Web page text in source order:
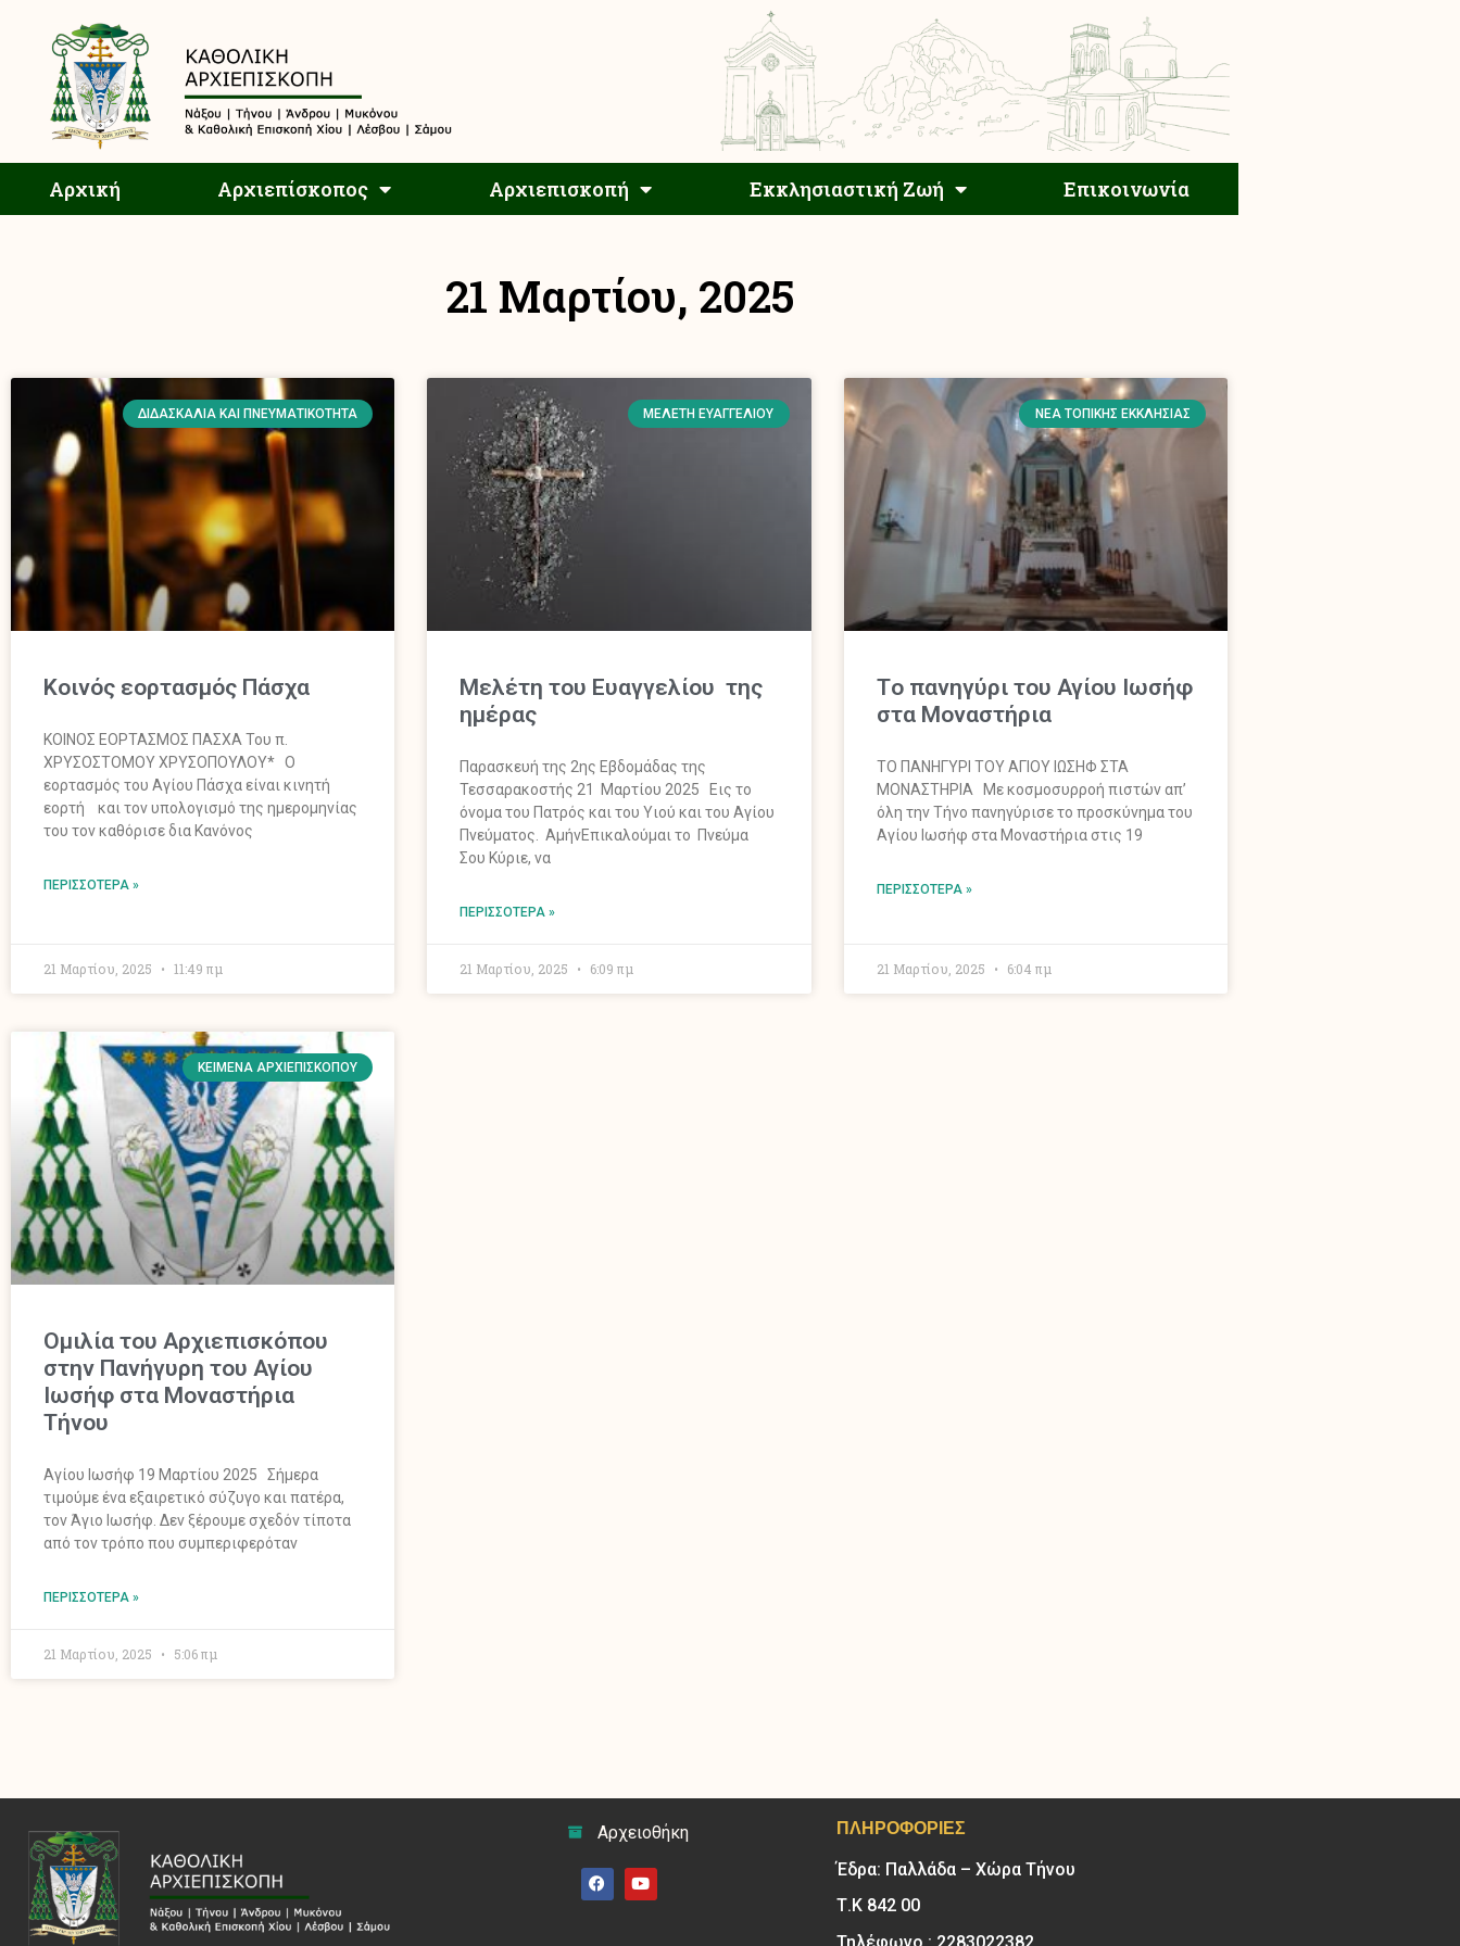
Αρχική Αρχιεπίσκοπος Αρχιεπισκοπή Εκκλησιαστική Ζωή Επικοινωνία
Αρχιεπισκοπή Εκκλησιαστική Ζωή Επικοινωνία
21 Μαρτίου, 2025
ΔΙΔΑΣΚΑΛΊΑ ΚΑΙ ΠΝΕΥΜΑΤΙΚΌΤΗΤΑ
Κοινός εορτασμός Πάσχα
ΚΟΙΝΟΣ ΕΟΡΤΑΣΜΟΣ ΠΑΣΧΑ Του π.
ΧΡΥΣΟΣΤΟΜΟΥ ΧΡΥΣΟΠΟΥΛΟΥ* Ο
εορτασμός του Αγίου Πάσχα είναι κινητή
εορτή και τον υπολογισμό της ημερομηνίας
του τον καθόρισε δια Κανόνος
ΠΕΡΙΣΣΌΤΕΡΑ »
21 Μαρτίου, 2025 11:49 πμ
ΜΕΛΈΤΗ ΕΥΑΓΓΕΛΊΟΥ
Μελέτη του Ευαγγελίου της
ημέρας
Παρασκευή της 2ης Εβδομάδας της
Τεσσαρακοστής 21 Μαρτίου 2025 Εις το
όνομα του Πατρός και του Υιού και του Αγίου
Πνεύματος. ΑμήνΕπικαλούμαι το Πνεύμα
Σου Κύριε, να
ΠΕΡΙΣΣΌΤΕΡΑ »
21 Μαρτίου, 2025 6:09 πμ
ΝΈΑ ΤΟΠΙΚΉΣ ΕΚΚΛΗΣΊΑΣ
Tο πανηγύρι του Αγίου Ιωσήφ
στα Μοναστήρια
ΤΟ ΠΑΝΗΓΥΡΙ ΤΟΥ ΑΓΙΟΥ ΙΩΣΗΦ ΣΤΑ
ΜΟΝΑΣΤΗΡΙΑ Με κοσμοσυρροή πιστών απ’
όλη την Τήνο πανηγύρισε το προσκύνημα του
Αγίου Ιωσήφ στα Μοναστήρια στις 19
ΠΕΡΙΣΣΌΤΕΡΑ »
21 Μαρτίου, 2025 6:04 πμ
ΚΕΊΜΕΝΑ ΑΡΧΙΕΠΙΣΚΌΠΟΥ
Ομιλία του Αρχιεπισκόπου
στην Πανήγυρη του Αγίου
Ιωσήφ στα Μοναστήρια
Τήνου
Αγίου Ιωσήφ 19 Μαρτίου 2025 Σήμερα
τιμούμε ένα εξαιρετικό σύζυγο και πατέρα,
τον Άγιο Ιωσήφ. Δεν ξέρουμε σχεδόν τίποτα
από τον τρόπο που συμπεριφερόταν
ΠΕΡΙΣΣΌΤΕΡΑ »
21 Μαρτίου, 2025 5:06 πμ
Αρχειοθήκη
ΠΛΗΡΟΦΟΡΊΕΣ
Έδρα: Παλλάδα – Χώρα Τήνου
Τ.Κ 842 00